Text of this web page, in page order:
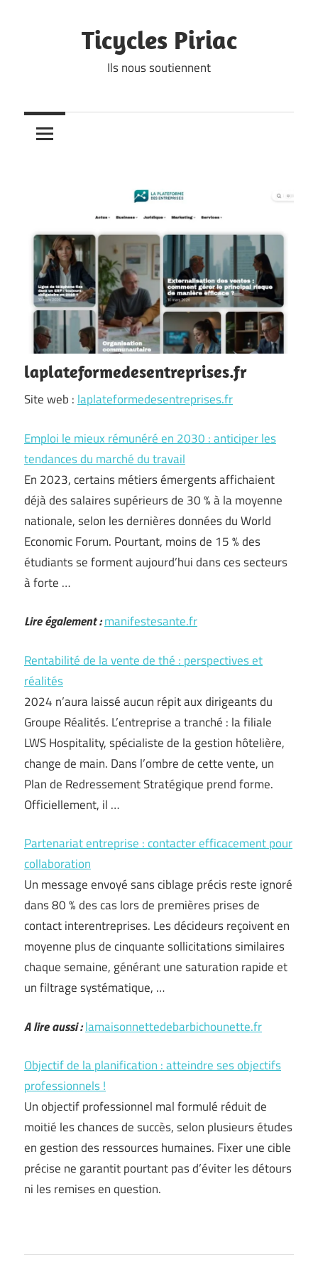
Ticycles Piriac
Ils nous soutiennent
laplateformedesentreprises.fr
Site web : laplateformedesentreprises.fr
Emploi le mieux rémunéré en 2030 : anticiper les
tendances du marché du travail
En 2023, certains métiers émergents affichaient
déjà des salaires supérieurs de 30 % à la moyenne
nationale, selon les dernières données du World
Economic Forum. Pourtant, moins de 15 % des
étudiants se forment aujourd’hui dans ces secteurs
à forte …
Lire également :manifestesante.fr
Rentabilité de la vente de thé : perspectives et
réalités
2024 n’aura laissé aucun répit aux dirigeants du
Groupe Réalités. L’entreprise a tranché : la filiale
LWS Hospitality, spécialiste de la gestion hôtelière,
change de main. Dans l’ombre de cette vente, un
Plan de Redressement Stratégique prend forme.
Officiellement, il …
Partenariat entreprise : contacter efficacement pour
collaboration
Un message envoyé sans ciblage précis reste ignoré
dans 80 % des cas lors de premières prises de
contact interentreprises. Les décideurs reçoivent en
moyenne plus de cinquante sollicitations similaires
chaque semaine, générant une saturation rapide et
un filtrage systématique, …
A lire aussi :lamaisonnettedebarbichounette.fr
Objectif de la planification : atteindre ses objectifs
professionnels !
Un objectif professionnel mal formulé réduit de
moitié les chances de succès, selon plusieurs études
en gestion des ressources humaines. Fixer une cible
précise ne garantit pourtant pas d’éviter les détours
ni les remises en question.